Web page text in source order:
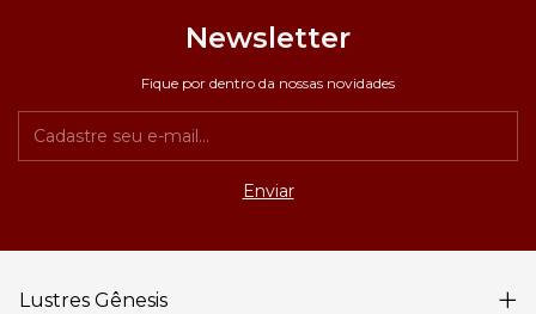
Newsletter
Fique por dentro da nossas novidades
Lustres Gênesis